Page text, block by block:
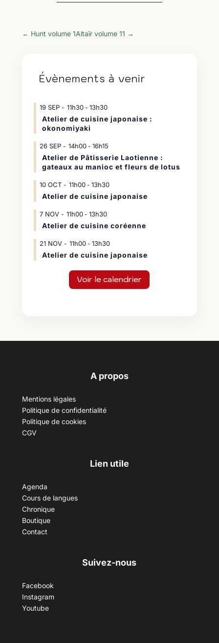
← Hunt volume 1Altaïr volume 11 →
Évènements à venir
19 SEP 11h30- 13h30
Atelier de cuisine japonaise :
okonomiyaki
26 SEP 14h00- 16h15
Atelier de Pâtisserie Laotienne :
gateaux au manioc et fleurs de lotus
10 OCT 11h00- 13h30
Atelier de cuisine japonaise
7 NOV 11h00- 13h30
Atelier de cuisine coréenne
21 NOV 11h00- 13h30
Atelier de cuisine japonaise
Voir le calendrier
A propos
Mentions légales
Politique de confidentialité
Politique de cookies
CGV
Lien utile
Agenda
Cours de langues
Chronique
Boutique
Contact
Suivez-nous
Facebook
Instagram
Youtube